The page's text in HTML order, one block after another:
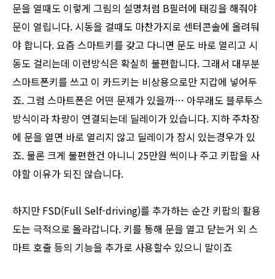
문을 열때도 이렇게 그림의 설명처럼 B필러에 태깅을 해줘야
문이 열립니다. 시동을 걸때도 마찬가지로 센터콘솔에 올려둬
야 합니다. 요즘 스마트키를 갖고 다니면 문도 바로 열리고 시
동도 걸리는데 이런방식은 확실히 불편합니다. 그래서 대부분
스마트폰키를 쓰고 이 카드키는 비상용으로만 지갑에 넣어두
죠. 그럼 스마트폰은 어떤 문제가 있을까… 아무래도 블루투스
방식이라 차량이 연결되는데 딜레이가 있습니다. 지하 주차장
에 문을 열면 바로 열리지 않고 딜레이가 잠시 있는경우가 있
죠. 물론 크게 불편한건 아니니 25만원 씩이나 주고 키팝을 사
야할 이유가 되진 않습니다.
하지만 FSD(Full Self-driving)를 추가하는 순간 키팝의 활용
도는 극적으로 올라갑니다. 키를 통해 문을 열고 닫는거 외 스
마트 호출 등의 기능을 추가로 사용할수 있으니 말이죠